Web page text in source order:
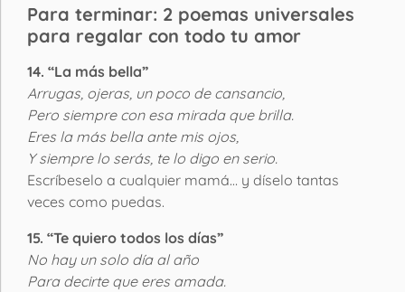
Para terminar: 2 poemas universales
para regalar con todo tu amor
14. “La más bella”
Arrugas, ojeras, un poco de cansancio,
Pero siempre con esa mirada que brilla.
Eres la más bella ante mis ojos,
Y siempre lo serás, te lo digo en serio.
Escríbeselo a cualquier mamá… y díselo tantas
veces como puedas.
15. “Te quiero todos los días”
No hay un solo día al año
Para decirte que eres amada.